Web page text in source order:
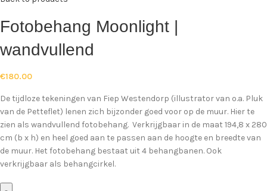
Fotobehang Moonlight |
wandvullend
€180.00
De tijdloze tekeningen van Fiep Westendorp (illustrator van o.a. Pluk
van de Petteflet) lenen zich bijzonder goed voor op de muur. Hier te
zien als wandvullend fotobehang. Verkrijgbaar in de maat 194,8 x 280
cm (b x h) en heel goed aan te passen aan de hoogte en breedte van
de muur. Het fotobehang bestaat uit 4 behangbanen. Ook
verkrijgbaar als behangcirkel.